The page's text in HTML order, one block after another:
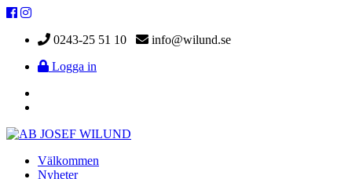
0243-25 51 10
info@wilund.se
Logga in
Välkommen
Nyheter